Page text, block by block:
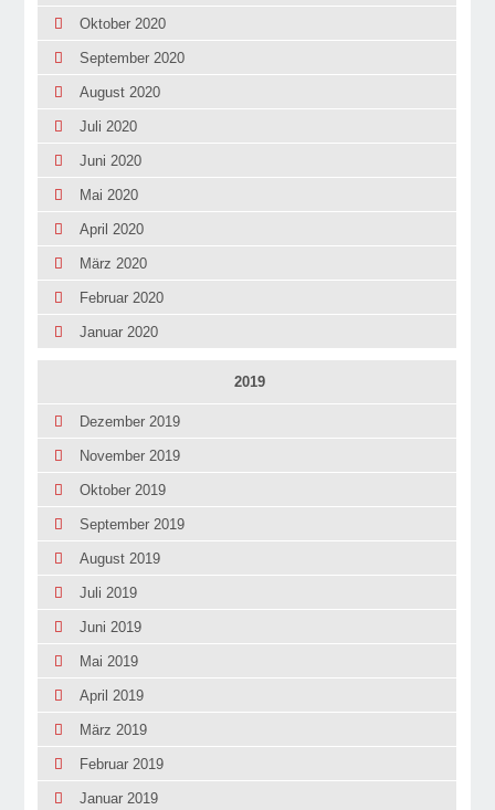
Oktober 2020
September 2020
August 2020
Juli 2020
Juni 2020
Mai 2020
April 2020
März 2020
Februar 2020
Januar 2020
2019
Dezember 2019
November 2019
Oktober 2019
September 2019
August 2019
Juli 2019
Juni 2019
Mai 2019
April 2019
März 2019
Februar 2019
Januar 2019